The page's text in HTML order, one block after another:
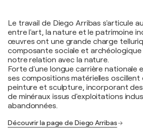
Le travail de Diego Arribas s'articule
entre l'art, la nature et le patrimoine
œuvres ont une grande charge
composante sociale et
notre relation avec la nature.
Forte d'une longue carrière nationale
ses compositions matérielles oscillent
peinture et sculpture, incorporant
de minéraux issus d'exploitations
abandonnées.
Découvrir la page de Diego Arribas